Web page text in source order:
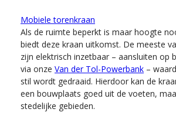
Mobiele torenkraan
Als de ruimte beperkt is maar hoogte
biedt deze kraan uitkomst. De meeste
zijn elektrisch inzetbaar – aansluiten op
via onze Van der Tol-Powerbank –
stil wordt gedraaid. Hierdoor kan de
een bouwplaats goed uit de voeten,
stedelijke gebieden.